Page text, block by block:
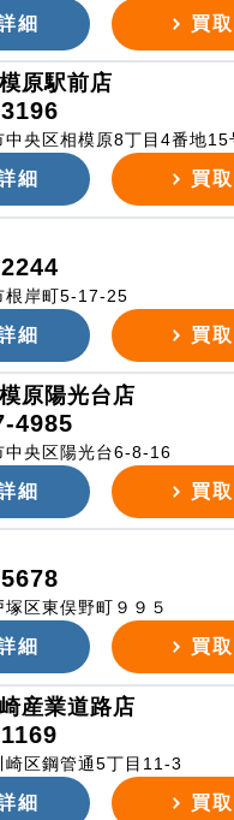
細 買
原駅前店
中央区相模原8丁目4番地15
細 買
根岸町5-17-25
細 買
原陽光台店
4985
中央区陽光台6-8-16
細 買
区東俣野町９９５
細 買
産業道路店
崎区鋼管通5丁目11-3
細 買